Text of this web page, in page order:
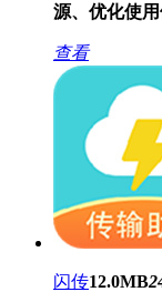
源、优化使
查看
闪传12.0MB